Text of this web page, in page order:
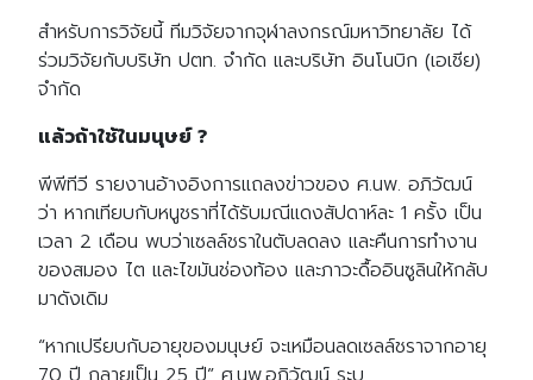
สำหรับการวิจัยนี้ ทีมวิจัยจากจุฬาลงกรณ์มหาวิทยาลัย ได้
ร่วมวิจัยกับบริษัท ปตท. จำกัด และบริษัท อินโนบิก (เอเชีย)
จำกัด
แล้วถ้าใช้ในมนุษย์ ?
พีพีทีวี รายงานอ้างอิงการแถลงข่าวของ ศ.นพ. อภิวัฒน์
ว่า หากเทียบกับหนูชราที่ได้รับมณีแดงสัปดาห์ละ 1 ครั้ง เป็น
เวลา 2 เดือน พบว่าเซลล์ชราในตับลดลง และคืนการทำงาน
ของสมอง ไต และไขมันช่องท้อง และภาวะดื้ออินซูลินให้กลับ
มาดังเดิม
“หากเปรียบกับอายุของมนุษย์ จะเหมือนลดเซลล์ชราจากอายุ